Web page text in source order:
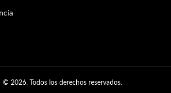
© 2026. Todos los derechos reservados.